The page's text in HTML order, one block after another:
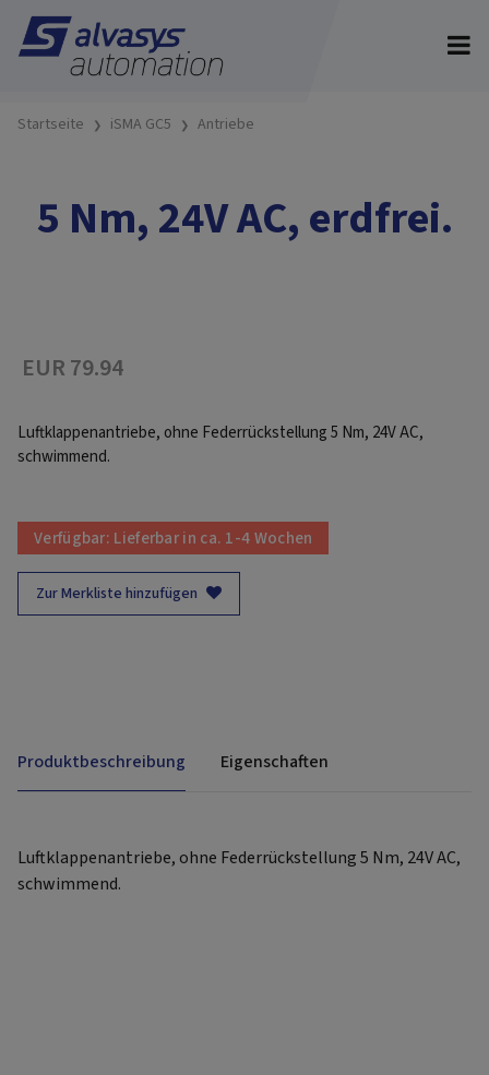
Startseite iSMA GC5 Antriebe
5 Nm, 24V AC, erdfrei.
EUR 79.94
Luftklappenantriebe, ohne Federrückstellung 5 Nm, 24V AC,
schwimmend.
Verfügbar: Lieferbar in ca. 1-4 Wochen
Zur Merkliste hinzufügen
Produktbeschreibung Eigenschaften
Luftklappenantriebe, ohne Federrückstellung 5 Nm, 24V AC,
schwimmend.